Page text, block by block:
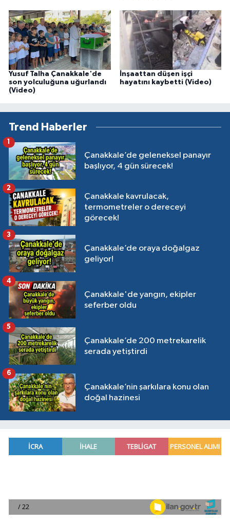
Yusuf Talha Çanakkale'de
son yolculuğuna uğurlandı
(Video)
İnşaattan düşen işçi
hayatını kaybetti (Video)
Trend Haberler
Çanakkale’de geleneksel panayır
başlıyor, 4 gün sürecek!
1
Çanakkale kavrulacak,
termometreler o dereceyi
görecek!
2
Çanakkale’de oraya doğalgaz
geliyor!
3
Çanakkale'de yangın, ekipler
seferber oldu
4
Çanakkale’de 200 metrekarelik
serada yetiştirdi
5
Çanakkale’nin şarkılara konu olan
doğal hazinesi
6